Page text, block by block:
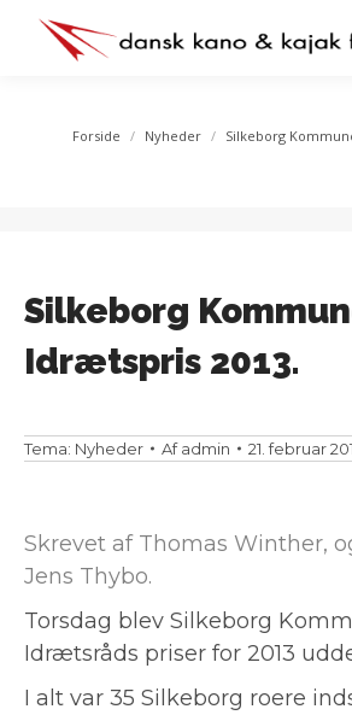
You are here:
Forside Nyheder Silkeborg
Silkeborg
Idrætspris 2013.
Tema: Nyheder Afadmin 21. februar
Skrevet af Thomas Winther,
Jens Thybo.
Torsdag blev Silkeborg
Idrætsråds priser for 2013
I alt var 35 Silkeborg roere